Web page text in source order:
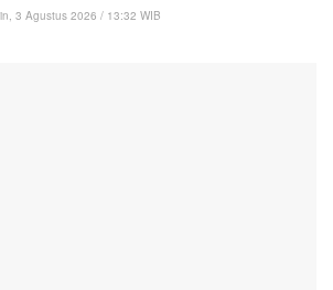
3 Agustus 2026 / 13:32 WIB